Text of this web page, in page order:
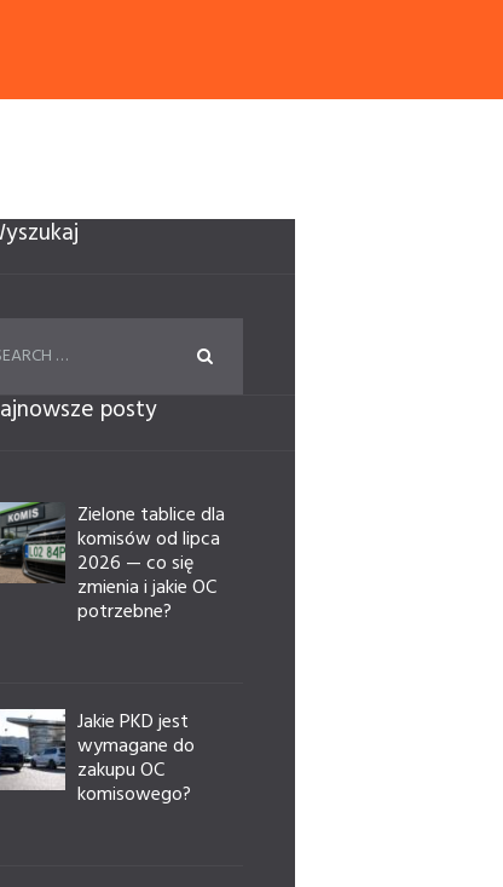
posty
Zielone tablice dla
komisów od lipca
2026 — co się
zmienia i jakie OC
potrzebne?
Jakie PKD jest
wymagane do
zakupu OC
komisowego?